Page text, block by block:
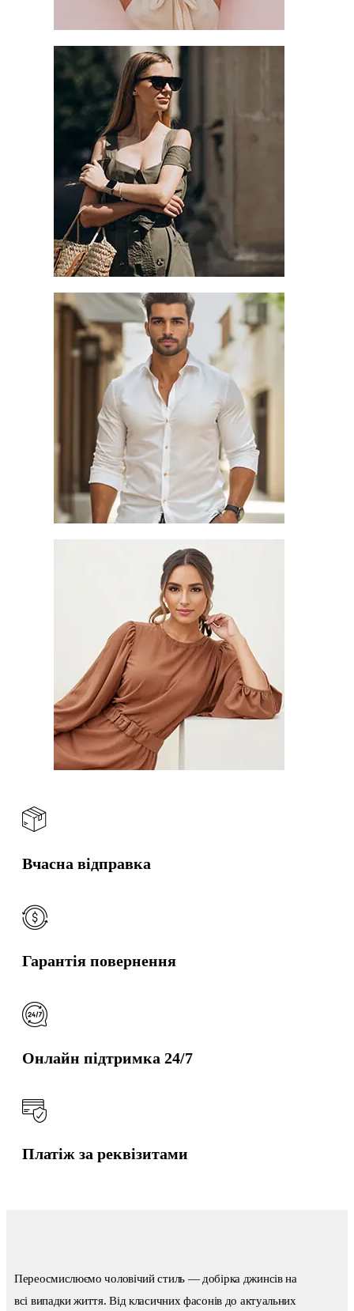
Вчасна відправка
Гарантія повернення
Онлайн підтримка 24/7
Платіж за реквізитами
Переосмислюємо чоловічий стиль — добірка джинсів на
всі випадки життя. Від класичних фасонів до актуальних